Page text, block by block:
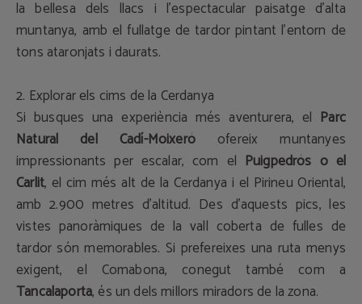
la bellesa dels llacs i l'espectacular paisatge d'alta
muntanya, amb el fullatge de tardor pintant l'entorn de
tons ataronjats i daurats.
2. Explorar els cims de la Cerdanya
Si busques una experiència més aventurera, el Parc
Natural del Cadí-Moixeró ofereix muntanyes
impressionants per escalar, com el Puigpedrós o el
Carlit, el cim més alt de la Cerdanya i el Pirineu Oriental,
amb 2.900 metres d'altitud. Des d'aquests pics, les
vistes panoràmiques de la vall coberta de fulles de
tardor són memorables. Si prefereixes una ruta menys
exigent, el Comabona, conegut també com a
Tancalaporta, és un dels millors miradors de la zona.